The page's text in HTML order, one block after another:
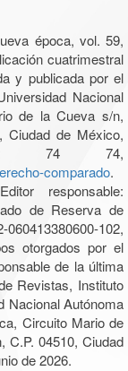
época, vol. 59,
cuatrimestral
y publicada por el
Nacional
de la Cueva s/n,
Ciudad de México,
74 74,
comparado.
responsable:
de Reserva de
102,
otorgados por el
de la última
Revistas, Instituto
Nacional Autónoma
Circuito Mario de
C.P. 04510, Ciudad
de 2026.